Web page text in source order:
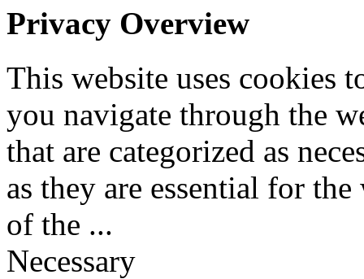
Privacy Overview
This website uses cookies
you navigate through the
that are categorized as
as they are essential for
of the ...
Necessary